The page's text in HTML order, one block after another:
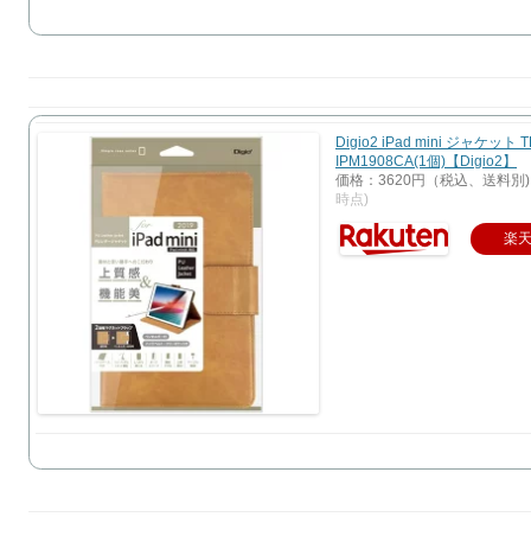
Digio2 iPad mini ジャケット
IPM1908CA(1個)【Digio2】
価格：3620円（税込、送料別)
時点)
楽